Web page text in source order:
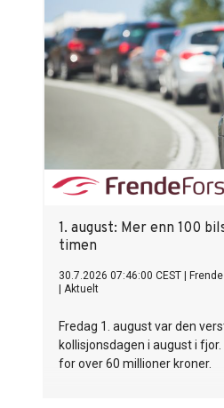
1. august: Mer enn 100
timen
30.7.2026 07:46:00 CEST
Aktuelt
Fredag 1. august var den
kollisjonsdagen i august i fjor.
for over 60 millioner kroner.